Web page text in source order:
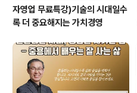
자영업 무료특강)기술의 시대일수
록 더 중요해지는 가치경영